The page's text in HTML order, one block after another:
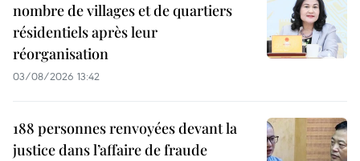
nombre de villages et de quartiers
résidentiels après leur
réorganisation
03/08/2026 13:42
188 personnes renvoyées devant la
justice dans l’affaire de fraude